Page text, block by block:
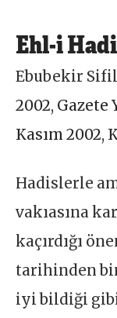
Ehl-i
Ebubekir Sifil
2002, Gazete
Kasım 2002,
Hadislerle
vakıasına
kaçırdığı
tarihinden
iyi bildiği gibi